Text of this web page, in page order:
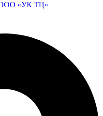
ООО «УК ТЦ»